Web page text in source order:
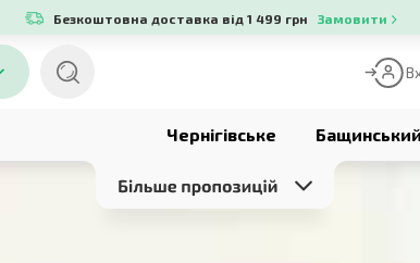
Безкоштовна доставка від 1 499 грн Замовити
Чернігівське Бащинський